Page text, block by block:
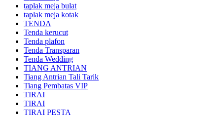
taplak meja bulat
taplak meja kotak
TENDA
Tenda kerucut
Tenda plafon
Tenda Transparan
Tenda Wedding
TIANG ANTRIAN
Tiang Antrian Tali Tarik
Tiang Pembatas VIP
TIRAI
TIRAI
TIRAI PESTA